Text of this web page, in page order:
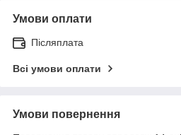
Умови оплати
Післяплата
Всі умови оплати
Умови повернення